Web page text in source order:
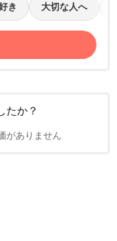
き 大切な人へ
たか？
がありません